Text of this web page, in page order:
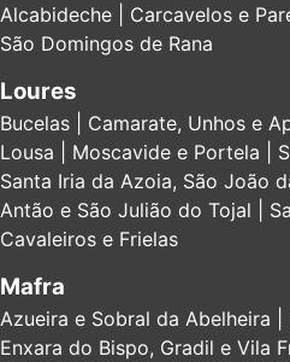
Alcabideche | Carcavelos e
São Domingos de Rana
Loures
Bucelas | Camarate, Unhos e
Lousa | Moscavide e Portela |
Santa Iria da Azoia, São João
Antão e São Julião do Tojal |
Cavaleiros e Frielas
Mafra
Azueira e Sobral da Abelheira |
Enxara do Bispo, Gradil e Vila